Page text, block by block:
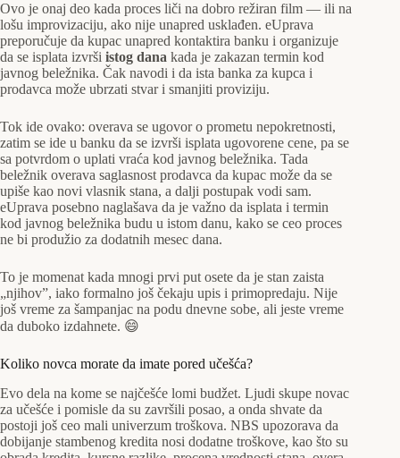
Ovo je onaj deo kada proces liči na dobro režiran film — ili na
lošu improvizaciju, ako nije unapred usklađen. eUprava
preporučuje da kupac unapred kontaktira banku i organizuje
da se isplata izvrši istog dana kada je zakazan termin kod
javnog beležnika. Čak navodi i da ista banka za kupca i
prodavca može ubrzati stvar i smanjiti proviziju.
Tok ide ovako: overava se ugovor o prometu nepokretnosti,
zatim se ide u banku da se izvrši isplata ugovorene cene, pa se
sa potvrdom o uplati vraća kod javnog beležnika. Tada
beležnik overava saglasnost prodavca da kupac može da se
upiše kao novi vlasnik stana, a dalji postupak vodi sam.
eUprava posebno naglašava da je važno da isplata i termin
kod javnog beležnika budu u istom danu, kako se ceo proces
ne bi produžio za dodatnih mesec dana.
To je momenat kada mnogi prvi put osete da je stan zaista
„njihov”, iako formalno još čekaju upis i primopredaju. Nije
još vreme za šampanjac na podu dnevne sobe, ali jeste vreme
da duboko izdahnete. 😄
Koliko novca morate da imate pored učešća?
Evo dela na kome se najčešće lomi budžet. Ljudi skupe novac
za učešće i pomisle da su završili posao, a onda shvate da
postoji još ceo mali univerzum troškova. NBS upozorava da
dobijanje stambenog kredita nosi dodatne troškove, kao što su